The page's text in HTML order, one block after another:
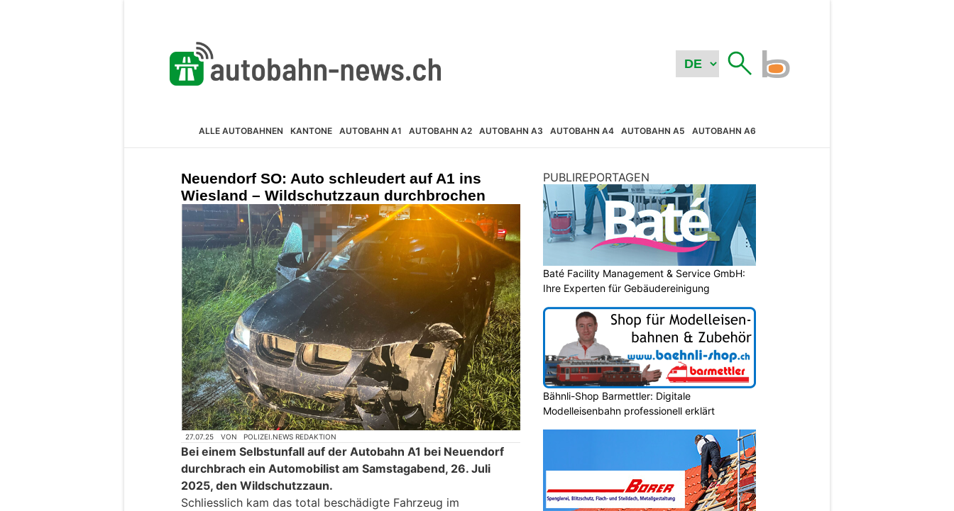
ALLE AUTOBAHNEN KANTONE AUTOBAHN A1 AUTOBAHN A2 AUTOBAHN A3 AUTOBAHN A4 AUTOBAHN A5 AUTOBAHN A6
Neuendorf SO: Auto schleudert auf A1 ins
Wiesland – Wildschutzzaun durchbrochen
27.07.25 VON POLIZEI.NEWS REDAKTION
Bei einem Selbstunfall auf der Autobahn A1 bei Neuendorf
durchbrach ein Automobilist am Samstagabend, 26. Juli
2025, den Wildschutzzaun.
Schliesslich kam das total beschädigte Fahrzeug im
PUBLIREPORTAGEN
Baté Facility Management & Service GmbH:
Ihre Experten für Gebäudereinigung
Bähnli-Shop Barmettler: Digitale
Modelleisenbahn professionell erklärt